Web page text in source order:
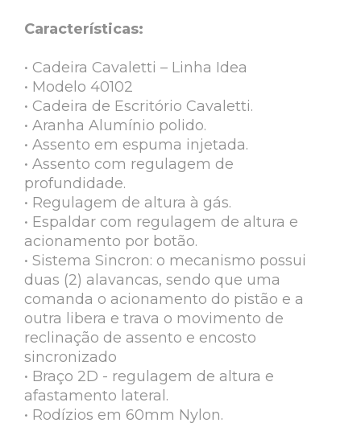
Características:
• Cadeira Cavaletti – Linha Idea
• Modelo 40102
• Cadeira de Escritório Cavaletti.
• Aranha Alumínio polido.
• Assento em espuma injetada.
• Assento com regulagem de
profundidade.
• Regulagem de altura à gás.
• Espaldar com regulagem de altura e
acionamento por botão.
• Sistema Sincron: o mecanismo possui
duas (2) alavancas, sendo que uma
comanda o acionamento do pistão e a
outra libera e trava o movimento de
reclinação de assento e encosto
sincronizado
• Braço 2D - regulagem de altura e
afastamento lateral.
• Rodízios em 60mm Nylon.